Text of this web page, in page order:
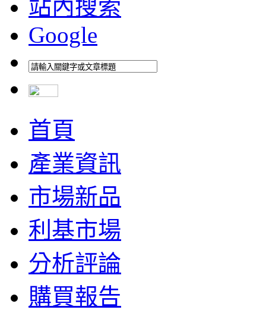
站內搜索
Google
首頁
產業資訊
市場新品
利基市場
分析評論
購買報告